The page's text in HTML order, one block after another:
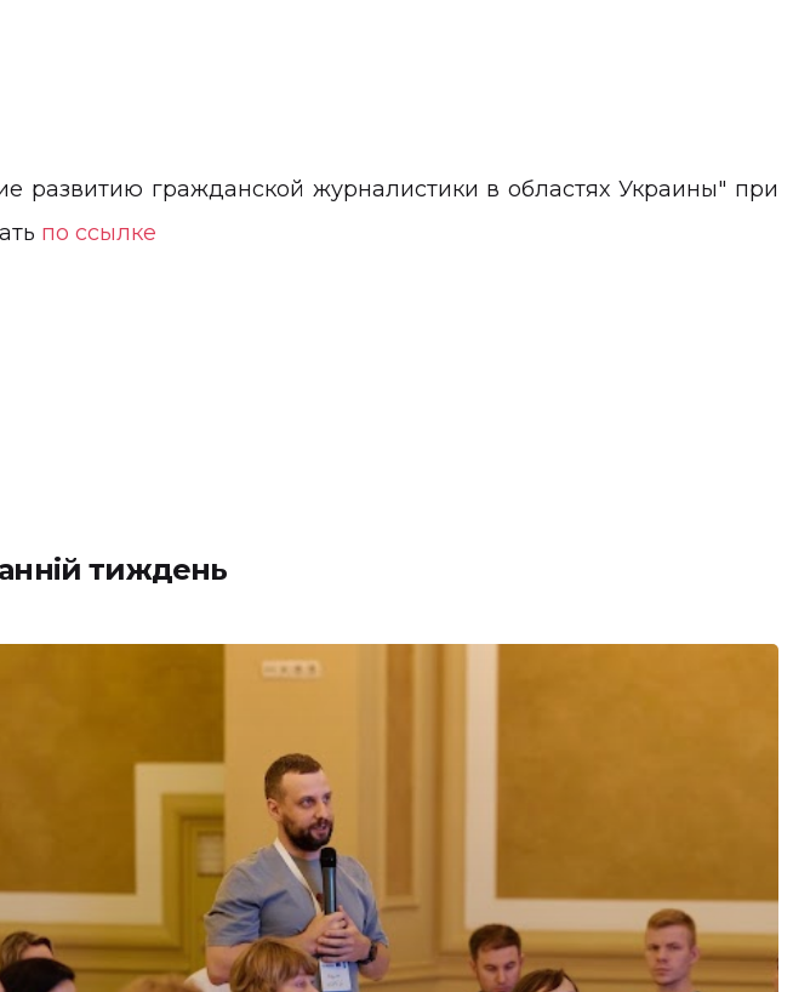
развитию гражданской журналистики в областях Украины" при
по ссылке
тиждень